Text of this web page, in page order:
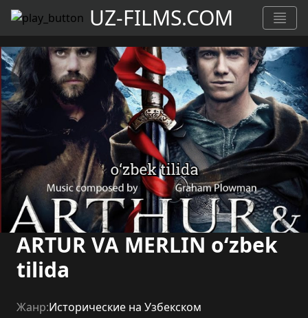
UZ-FILMS.COM
ARTUR VA MERLIN o‘zbek
tilida
Жанр:Исторические на Узбекском